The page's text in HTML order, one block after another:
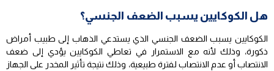
هل الكوكايين يسبب الضعف الجنسي؟
الكوكايين يسبب الضعف الجنسي الذي يستدعي الذهاب إلى طبيب أمراض
ذكورة، وذلك لأنه مع الاستمرار في تعاطي الكوكايين يؤدي إلى ضعف
الانتصاب أو عدم الانتصاب لفترة طبيعية، وذلك نتيجة تأثير المخدر على الجهاز